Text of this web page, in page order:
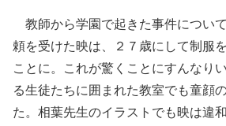
教師から学園で起きた事件につい
頼を受けた映は、２７歳にして制服
ことに。これが驚くことにすんなり
る生徒たちに囲まれた教室でも童顔
た。相葉先生のイラストでも映は違